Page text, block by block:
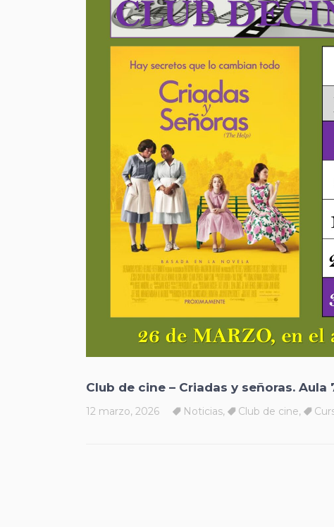
Club de cine – Criadas y señoras. Aula
12 marzo, 2026 Noticias, Club de cine,